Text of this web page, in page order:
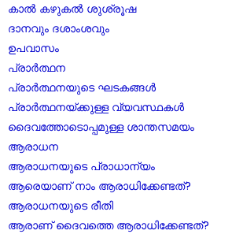
കാൽ കഴുകൽ ശുശ്രൂഷ
ദാനവും ദശാംശവും
ഉപവാസം
പ്രാർത്ഥന
പ്രാർത്ഥനയുടെ ഘടകങ്ങൾ
പ്രാർത്ഥനയ്ക്കുള്ള വ്യവസ്ഥകൾ
ദൈവത്തോടൊപ്പമുള്ള ശാന്തസമയം
ആരാധന
ആരാധനയുടെ പ്രാധാന്യം
ആരെയാണ് നാം ആരാധിക്കേണ്ടത്?
ആരാധനയുടെ രീതി
ആരാണ് ദൈവത്തെ ആരാധിക്കേണ്ടത്?